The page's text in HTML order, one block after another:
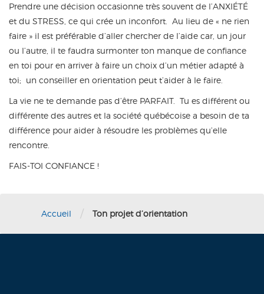
Prendre une décision occasionne très souvent de l’ANXIÉTÉ
et du STRESS, ce qui crée un inconfort. Au lieu de « ne rien
faire » il est préférable d’aller chercher de l’aide car, un jour
ou l’autre, il te faudra surmonter ton manque de confiance
en toi pour en arriver à faire un choix d’un métier adapté à
toi; un conseiller en orientation peut t’aider à le faire.
La vie ne te demande pas d’être PARFAIT. Tu es différent ou
différente des autres et la société québécoise a besoin de ta
différence pour aider à résoudre les problèmes qu’elle
rencontre.
FAIS-TOI CONFIANCE !
Accueil / Ton projet d’orientation